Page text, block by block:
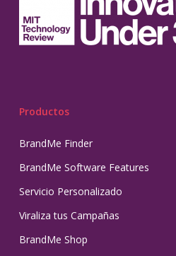
Productos
BrandMe Finder
BrandMe Software Features
Servicio Personalizado
Viraliza tus Campañas
BrandMe Shop